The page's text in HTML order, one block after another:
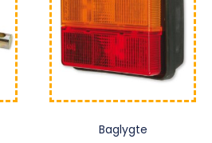
Baglygte